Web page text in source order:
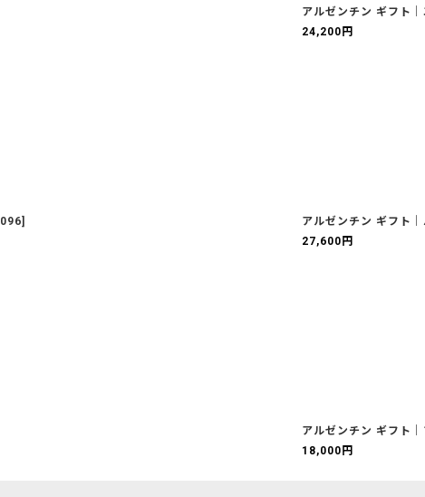
アルゼンチン ギフト
24,200 円
]
アルゼンチン ギフト
27,600 円
アルゼンチン ギフト
18,000 円